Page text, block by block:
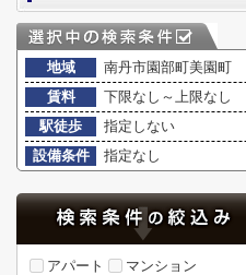
地域
南丹市園部町美園町
賃料
下限なし～上限なし
駅徒歩
指定しない
設備条件
指定なし
アパート
マンション